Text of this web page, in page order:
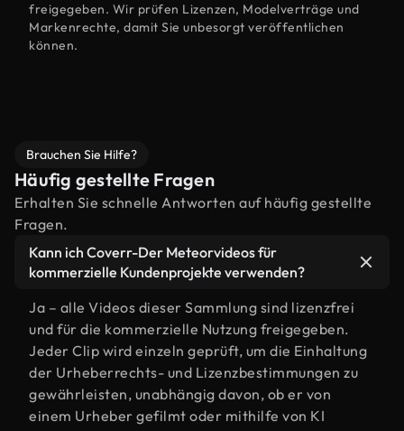
freigegeben. Wir prüfen Lizenzen, Modelverträge und
Markenrechte, damit Sie unbesorgt veröffentlichen
können.
Brauchen Sie Hilfe?
Häufig gestellte Fragen
Erhalten Sie schnelle Antworten auf häufig gestellte
Fragen.
Kann ich Coverr-Der Meteorvideos für
kommerzielle Kundenprojekte verwenden?
Ja – alle Videos dieser Sammlung sind lizenzfrei
und für die kommerzielle Nutzung freigegeben.
Jeder Clip wird einzeln geprüft, um die Einhaltung
der Urheberrechts- und Lizenzbestimmungen zu
gewährleisten, unabhängig davon, ob er von
einem Urheber gefilmt oder mithilfe von KI